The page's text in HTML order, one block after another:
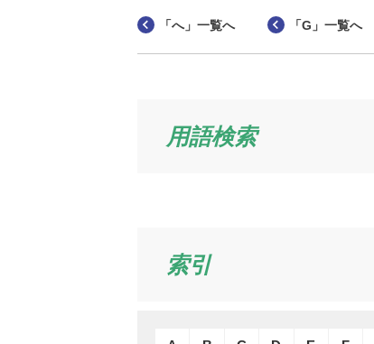
「へ」一覧へ 「G」一覧へ
用語検索
索引